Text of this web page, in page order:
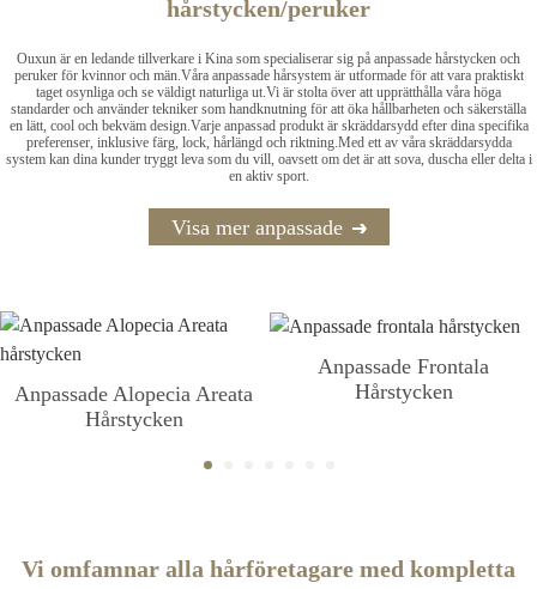
hårstycken/peruker
Ouxun är en ledande tillverkare i Kina som specialiserar sig på anpassade hårstycken och
peruker för kvinnor och män.Våra anpassade hårsystem är utformade för att vara praktiskt
taget osynliga och se väldigt naturliga ut.Vi är stolta över att upprätthålla våra höga
standarder och använder tekniker som handknutning för att öka hållbarheten och säkerställa
en lätt, cool och bekväm design.Varje anpassad produkt är skräddarsydd efter dina specifika
preferenser, inklusive färg, lock, hårlängd och riktning.Med ett av våra skräddarsydda
system kan dina kunder tryggt leva som du vill, oavsett om det är att sova, duscha eller delta i
en aktiv sport.
Visa mer anpassade
Anpassade Alopecia Areata
Hårstycken
Anpassade Frontala
Hårstycken
Vi omfamnar alla hårföretagare med kompletta